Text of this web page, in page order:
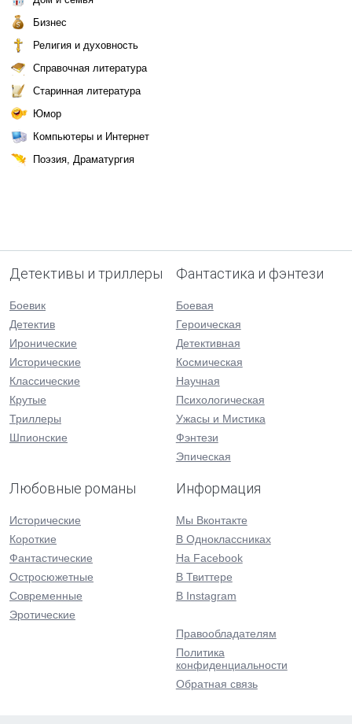
Бизнес
Религия и духовность
Справочная литература
Старинная литература
Юмор
Компьютеры и Интернет
Поэзия, Драматургия
Детективы и триллеры
Боевик
Детектив
Иронические
Исторические
Классические
Крутые
Триллеры
Шпионские
Фантастика и фэнтези
Боевая
Героическая
Детективная
Космическая
Научная
Психологическая
Ужасы и Мистика
Фэнтези
Эпическая
Любовные романы
Исторические
Короткие
Фантастические
Остросюжетные
Современные
Эротические
Информация
Мы Вконтакте
В Одноклассниках
На Facebook
В Твиттере
В Instagram
Правообладателям
Политика
конфиденциальности
Обратная связь